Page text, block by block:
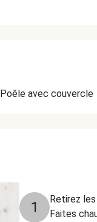
Poêle avec couvercle
1
Retirez
Faites